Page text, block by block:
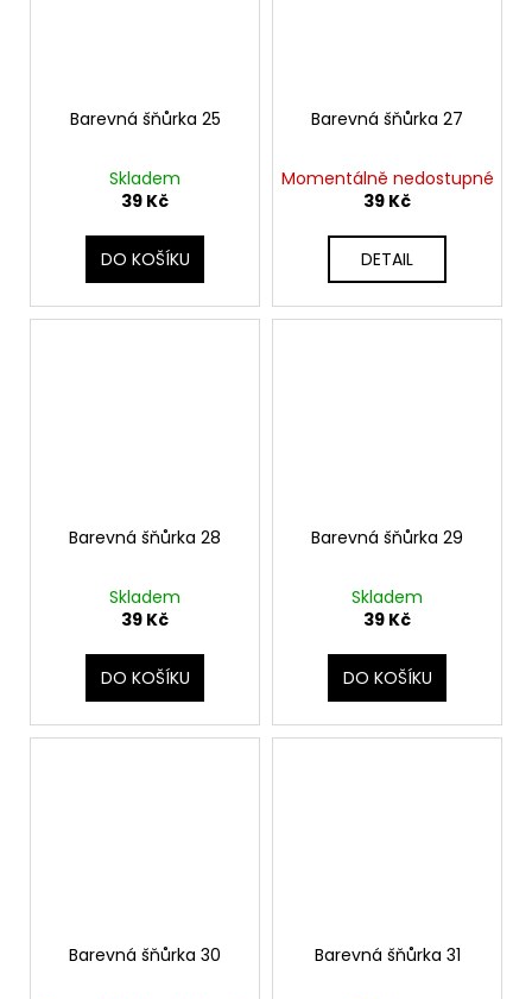
Barevná šňůrka 25
Skladem
39 Kč
DO KOŠÍKU
Barevná šňůrka 27
Momentálně nedostupné
39 Kč
DETAIL
Barevná šňůrka 28
Skladem
39 Kč
DO KOŠÍKU
Barevná šňůrka 29
Skladem
39 Kč
DO KOŠÍKU
Barevná šňůrka 30 Barevná šňůrka 31